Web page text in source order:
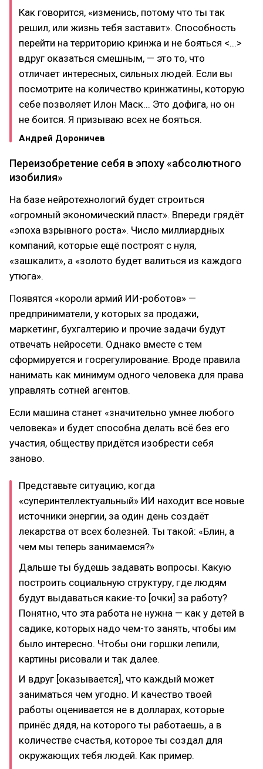
Как говорится, «изменись, потому что ты так
решил, или жизнь тебя заставит». Способность
перейти на территорию кринжа и не бояться <...>
вдруг оказаться смешным, — это то, что
отличает интересных, сильных людей. Если вы
посмотрите на количество кринжатины, которую
себе позволяет Илон Маск... Это дофига, но он
не боится. Я призываю всех не бояться.
Андрей Дороничев
Переизобретение себя в эпоху «абсолютного
изобилия»
На базе нейротехнологий будет строиться
«огромный экономический пласт». Впереди грядёт
«эпоха взрывного роста». Число миллиардных
компаний, которые ещё построят с нуля,
«зашкалит», а «золото будет валиться из каждого
утюга».
Появятся «короли армий ИИ-роботов» —
предприниматели, у которых за продажи,
маркетинг, бухгалтерию и прочие задачи будут
отвечать нейросети. Однако вместе с тем
сформируется и госрегулирование. Вроде правила
нанимать как минимум одного человека для права
управлять сотней агентов.
Если машина станет «значительно умнее любого
человека» и будет способна делать всё без его
участия, обществу придётся изобрести себя
заново.
Представьте ситуацию, когда
«суперинтеллектуальный» ИИ находит все новые
источники энергии, за один день создаёт
лекарства от всех болезней. Ты такой: «Блин, а
чем мы теперь занимаемся?»
Дальше ты будешь задавать вопросы. Какую
построить социальную структуру, где людям
будут выдаваться какие-то [очки] за работу?
Понятно, что эта работа не нужна — как у детей в
садике, которых надо чем-то занять, чтобы им
было интересно. Чтобы они горшки лепили,
картины рисовали и так далее.
И вдруг [оказывается], что каждый может
заниматься чем угодно. И качество твоей
работы оценивается не в долларах, которые
принёс дядя, на которого ты работаешь, а в
количестве счастья, которое ты создал для
окружающих тебя людей. Как пример.